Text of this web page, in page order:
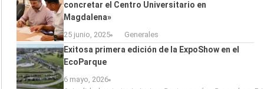
concretar el Centro Universitario en
Magdalena»
25 junio, 2025 Generales
Exitosa primera edición de la ExpoShow en el
EcoParque
6 mayo, 2026